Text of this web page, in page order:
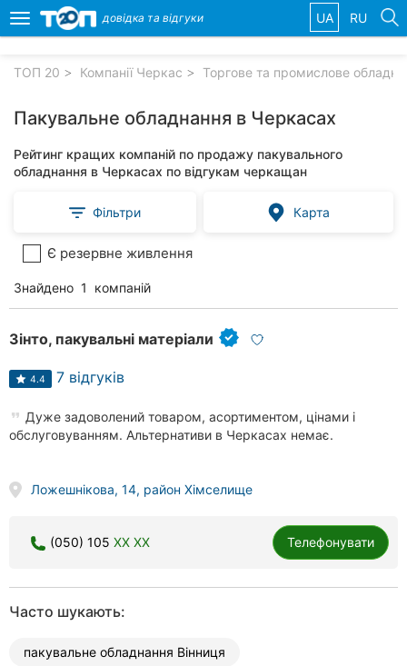
компанії
Популярні
рубрики:
Ветеринарні
клініки
Автошколи
Всі
Toggle
navigation
довідка та відгуки UA RU
ТОП 20 Компанії Черкас Торгове та промислове
Пакувальне обладнання в Черкасах
Рейтинг кращих компаній по продажу пакувального
обладнання в Черкасах по відгукам черкащан
Фільтри Карта
Є резервне живлення
Знайдено 1 компаній
Зінто, пакувальні матеріали
4.4 7 відгуків
Дуже задоволений товаром, асортиментом, цінами і
обслуговуванням. Альтернативи в Черкасах немає.
Ложешнікова, 14, район Хімселище
(050) 105 XX XX Телефонувати
Часто шукають:
пакувальне обладнання Вінниця